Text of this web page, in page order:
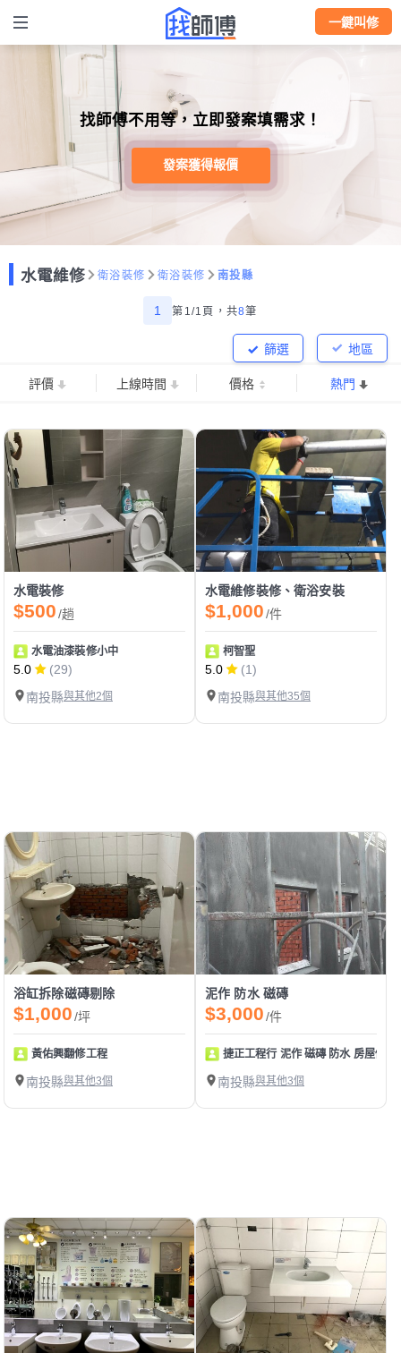
一鍵叫修
找師傅不用等，立即發案填需求！
發案獲得報價
水電維修 衛浴裝修 衛浴裝修 南投縣
1 第1/1頁， 共8筆
地區
篩選
評價 上線時間 價格 熱門
水電裝修
$500/趟
水電油漆裝修小中
5.0
(29)
南投縣與其他2個
水電維修裝修、衛浴安裝
$1,000/件
柯智聖
5.0
(1)
南投縣與其他35個
浴缸拆除磁磚剔除
$1,000/坪
黃佑興翻修工程
南投縣與其他3個
泥作 防水 磁磚
$3,000/件
捷正工程行 泥作 磁磚 防水 房屋修繕
南投縣與其他3個